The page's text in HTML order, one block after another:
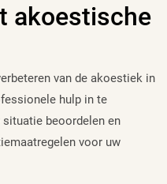
akoestische
van de akoestiek in
hulp in te
beoordelen en
voor uw